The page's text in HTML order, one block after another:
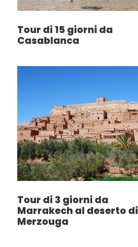
Tour di 15 giorni da
Casablanca
Tour di 3 giorni da
Marrakech al deserto di
Merzouga